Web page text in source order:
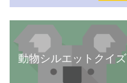
動物シルエットクイズ